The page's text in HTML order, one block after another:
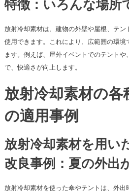
特徴：いろんな場所
放射冷却素材は、建物の外壁や屋根、テ
使用できます。これにより、広範囲の環境
ます。例えば、屋外イベントでのテント
で、快適さが向上します。
放射冷却素材の各
の適用事例
放射冷却素材を用い
改良事例：夏の外出
放射冷却素材を使った傘やテントは、外出